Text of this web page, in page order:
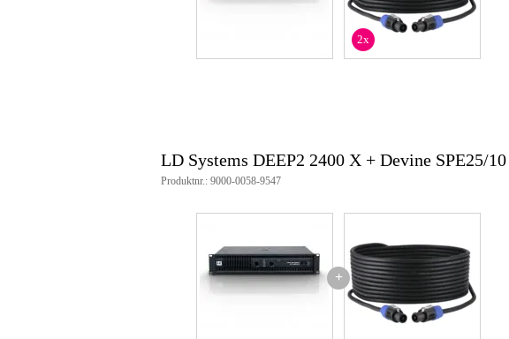
Vikt och mått inkluderar förpackning
effekt
2 ohm: 2 x 1200 W
förstärkarklass: H
frekvensområde: 20 - 20000 Hz
S/N-förhållande: 106 dB
Harmonisk distorsion (THD): 0,1
2x
LD Systems DEEP2 2400 X + Devine SPE25/10
Produktnr.: 9000-0058-9547
+